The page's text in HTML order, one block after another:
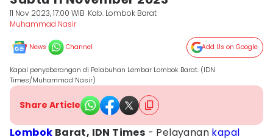
11 Nov 2023, 17:00 WIB Kab. Lombok Barat
Muhammad Nasir
News Channel Add Us on Google
Kapal penyeberangan di Pelabuhan Lembar Lombok Barat. (IDN
Times/Muhammad Nasir)
Share Article
Lombok Barat, IDN Times - Pelayanan kapal